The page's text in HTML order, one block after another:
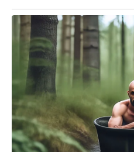
e
b
o
o
k
t
t
e
r
t
e
r
e
s
t
t
s
A
p